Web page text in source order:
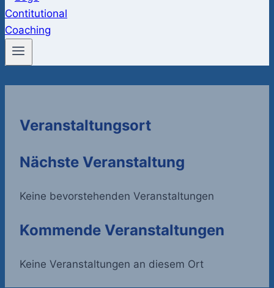
Veranstaltungsort
Nächste Veranstaltung
Keine bevorstehenden Veranstaltungen
Kommende Veranstaltungen
Keine Veranstaltungen an diesem Ort